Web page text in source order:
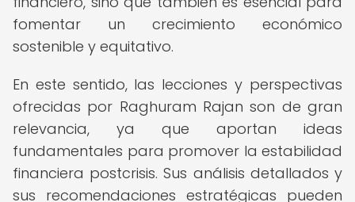
fomentar un crecimiento económico
sostenible y equitativo.
En este sentido, las lecciones y perspectivas
ofrecidas por Raghuram Rajan son de gran
relevancia, ya que aportan ideas
fundamentales para promover la estabilidad
financiera postcrisis. Sus análisis detallados y
sus recomendaciones estratégicas pueden